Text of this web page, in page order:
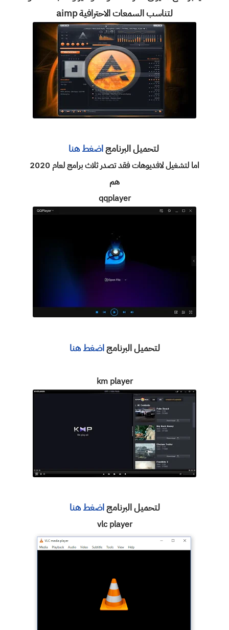
لتناسب السمعات الاحترافية aimp
لتحميل البرنامجاضغط هنا
اما لتشغيل لافديوهات فقد تصدر ثلاث برامج لعام 2020
هم
qqplayer
لتحميل البرنامجاضغط هنا
km player
لتحميل البرنامجاضغط هنا
vlc player